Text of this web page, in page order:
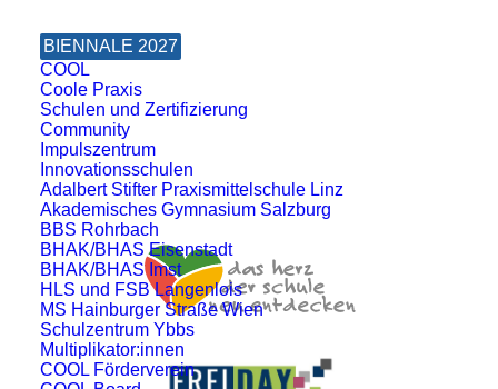
BIENNALE 2027
COOL
Coole Praxis
Schulen und Zertifizierung
Community
Impulszentrum
Innovationsschulen
Adalbert Stifter Praxismittelschule Linz
Akademisches Gymnasium Salzburg
BBS Rohrbach
BHAK/BHAS Eisenstadt
BHAK/BHAS Imst
HLS und FSB Langenlois
MS Hainburger Straße Wien
Schulzentrum Ybbs
Multiplikator:innen
COOL Förderverein
impulszentrum@cooltrainers.at
Impressum
Datenschutzerklärung